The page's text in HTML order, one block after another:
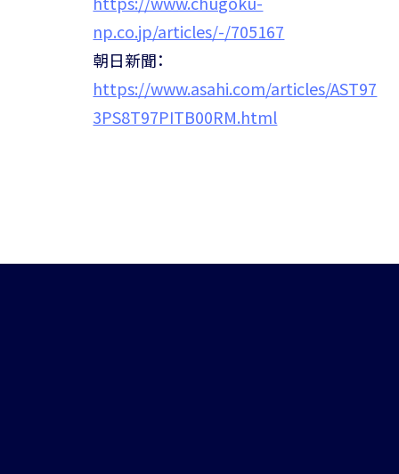
np.co.jp/articles/-/705167
朝日新聞：
https://www.asahi.com/articles/AST97
3PS8T97PITB00RM.html